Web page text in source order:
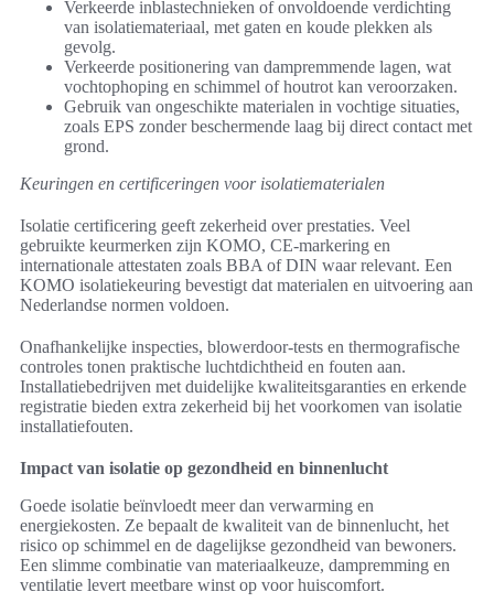
Verkeerde inblastechnieken of onvoldoende verdichting
van isolatiemateriaal, met gaten en koude plekken als
gevolg.
Verkeerde positionering van dampremmende lagen, wat
vochtophoping en schimmel of houtrot kan veroorzaken.
Gebruik van ongeschikte materialen in vochtige situaties,
zoals EPS zonder beschermende laag bij direct contact met
grond.
Keuringen en certificeringen voor isolatiematerialen
Isolatie certificering geeft zekerheid over prestaties. Veel
gebruikte keurmerken zijn KOMO, CE-markering en
internationale attestaten zoals BBA of DIN waar relevant. Een
KOMO isolatiekeuring bevestigt dat materialen en uitvoering aan
Nederlandse normen voldoen.
Onafhankelijke inspecties, blowerdoor-tests en thermografische
controles tonen praktische luchtdichtheid en fouten aan.
Installatiebedrijven met duidelijke kwaliteitsgaranties en erkende
registratie bieden extra zekerheid bij het voorkomen van isolatie
installatiefouten.
Impact van isolatie op gezondheid en binnenlucht
Goede isolatie beïnvloedt meer dan verwarming en
energiekosten. Ze bepaalt de kwaliteit van de binnenlucht, het
risico op schimmel en de dagelijkse gezondheid van bewoners.
Een slimme combinatie van materiaalkeuze, dampremming en
ventilatie levert meetbare winst op voor huiscomfort.